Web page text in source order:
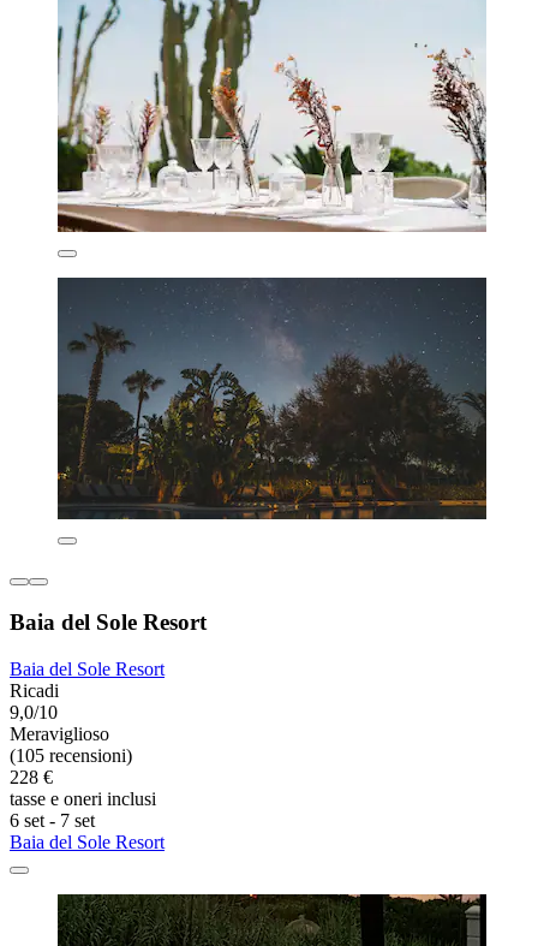
Baia del Sole Resort
Baia del Sole Resort
Ricadi
9,0/10
Meraviglioso
(105 recensioni)
228 €
tasse e oneri inclusi
6 set - 7 set
Baia del Sole Resort